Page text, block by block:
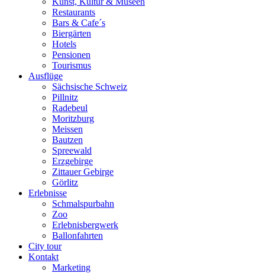
Restaurants
Bars & Cafe´s
Biergärten
Hotels
Pensionen
Tourismus
Ausflüge
Sächsische Schweiz
Pillnitz
Radebeul
Moritzburg
Meissen
Bautzen
Spreewald
Erzgebirge
Zittauer Gebirge
Görlitz
Erlebnisse
Schmalspurbahn
Zoo
Erlebnisbergwerk
Ballonfahrten
City tour
Kontakt
Marketing